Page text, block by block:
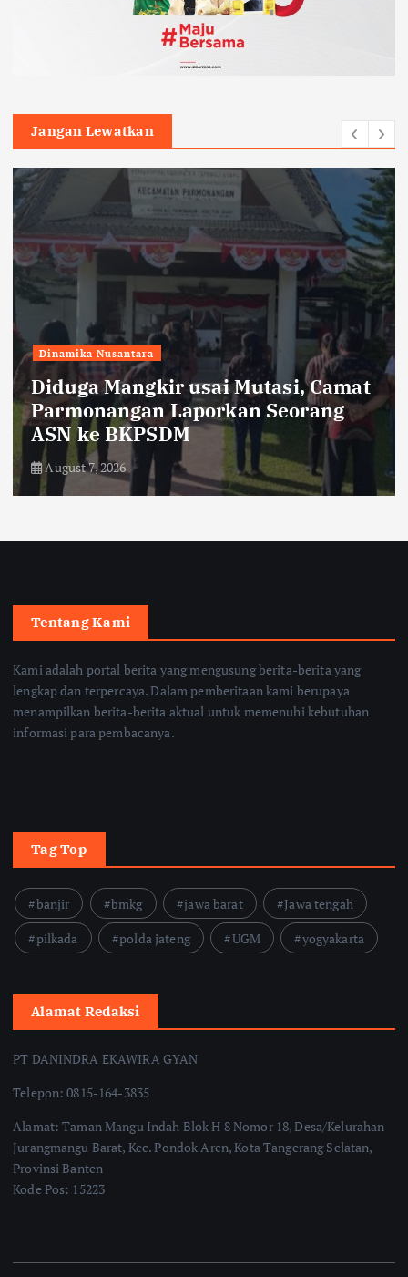
Jangan Lewatkan
Edukasi kesehatan
Hepatitis Kerap Didengar tetapi
Masih Disalahpahami
August 7, 2026
Tentang Kami
Kami adalah portal berita yang mengusung berita-berita yang
lengkap dan terpercaya. Dalam pemberitaan kami berupaya
menampilkan berita-berita aktual untuk memenuhi kebutuhan
informasi para pembacanya.
Tag Top
banjir bmkg jawa barat
Jawa tengah
pilkada
polda jateng UGM yogyakarta
Alamat Redaksi
PT DANINDRA EKAWIRA GYAN
Telepon: 0815-164-3835
Alamat: Taman Mangu Indah Blok H 8 Nomor 18, Desa/Kelurahan
Jurangmangu Barat, Kec. Pondok Aren, Kota Tangerang Selatan,
Provinsi Banten
Kode Pos: 15223